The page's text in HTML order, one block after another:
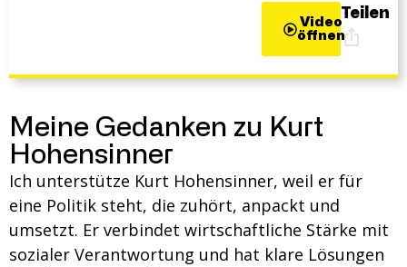
Video
öffnen
Teilen
Meine Gedanken zu Kurt
Hohensinner
Ich unterstütze Kurt Hohensinner, weil er für
eine Politik steht, die zuhört, anpackt und
umsetzt. Er verbindet wirtschaftliche Stärke mit
sozialer Verantwortung und hat klare Lösungen